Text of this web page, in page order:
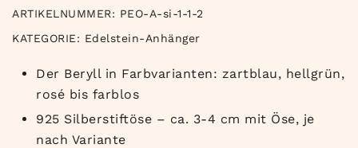
ARTIKELNUMMER: PEO-A-si-1-1-2
KATEGORIE: Edelstein-Anhänger
Der Beryll in Farbvarianten: zartblau, hellgrün,
rosé bis farblos
925 Silberstiftöse – ca. 3-4 cm mit Öse, je
nach Variante